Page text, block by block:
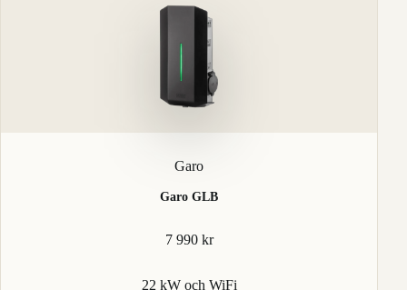
Garo
Garo GLB
7 990 kr
22 kW och WiFi